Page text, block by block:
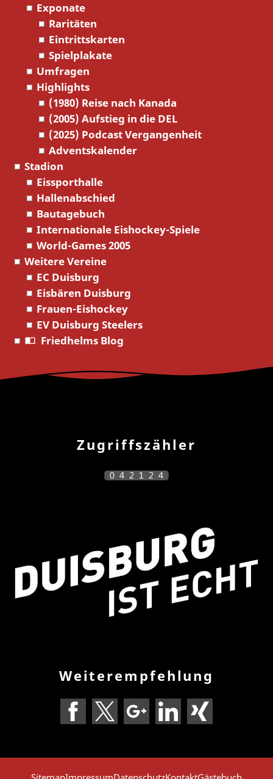
Exponate
Raritäten
Eintrittskarten
Spielplakate
Umfragen
Highlights
(1980) Reise nach Kanada
(2005) Aufstieg in die DEL
(2025) Podcast Vergangenheit
Adventskalender
Stadion
Eissporthalle
Hallenabschied
Bautagebuch
Internationale Eishockey-Spiele
World-Games 2005
Weitere Vereine
EC Duisburg
Eisbären Duisburg
Frauen-Eishockey
EV Duisburg Steelers
Friedhelms Blog
Zugriffszähler
Weiterempfehlung